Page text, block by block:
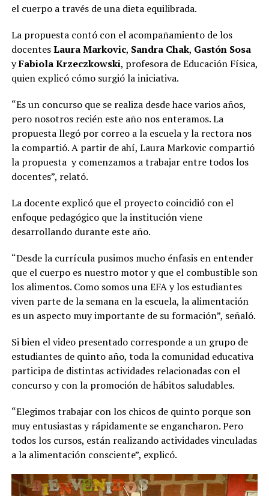
el cuerpo a través de una dieta equilibrada.
La propuesta contó con el acompañamiento de los
docentesLaura Markovic, Sandra Chak, Gastón Sosa
yFabiola Krzeczkowski, profesora de Educación Física,
quien explicó cómo surgió la iniciativa.
“Es un concurso que se realiza desde hace varios años,
pero nosotros recién este año nos enteramos. La
propuesta llegó por correo a la escuela y la rectora nos
la compartió. A partir de ahí, Laura Markovic compartió
la propuesta y comenzamos a trabajar entre todos los
docentes”, relató.
La docente explicó que el proyecto coincidió con el
enfoque pedagógico que la institución viene
desarrollando durante este año.
“Desde la currícula pusimos mucho énfasis en entender
que el cuerpo es nuestro motor y que el combustible son
los alimentos. Como somos una EFA y los estudiantes
viven parte de la semana en la escuela, la alimentación
es un aspecto muy importante de su formación”, señaló.
Si bien el video presentado corresponde a un grupo de
estudiantes de quinto año, toda la comunidad educativa
participa de distintas actividades relacionadas con el
concurso y con la promoción de hábitos saludables.
“Elegimos trabajar con los chicos de quinto porque son
muy entusiastas y rápidamente se engancharon. Pero
todos los cursos, están realizando actividades vinculadas
a la alimentación consciente”, explicó.